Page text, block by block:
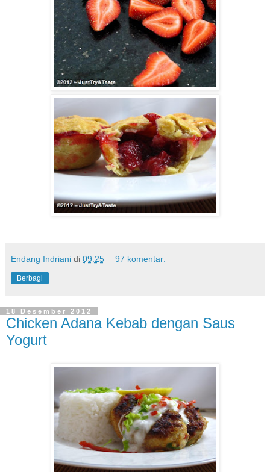
Endang Indriani di 09.25 97 komentar:
Berbagi
18 Desember 2012
Chicken Adana Kebab dengan Saus
Yogurt